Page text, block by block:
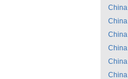
China
China
China
China
China
China